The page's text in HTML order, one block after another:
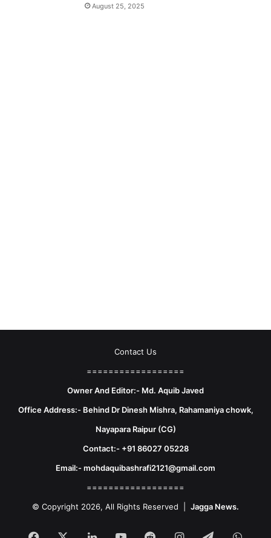
August 25, 2025
Contact Us
==================
Owner And Editor:- Md. Aquib Javed
Office Address:- Behind Dr Dinesh Mishra, Rahamaniya chowk,
Nayapara Raipur (CG)
Contact:- +91 86027 05228
Email:- mohdaquibashrafi2121@gmail.com
==================
© Copyright 2026, All Rights Reserved | Jagga News.